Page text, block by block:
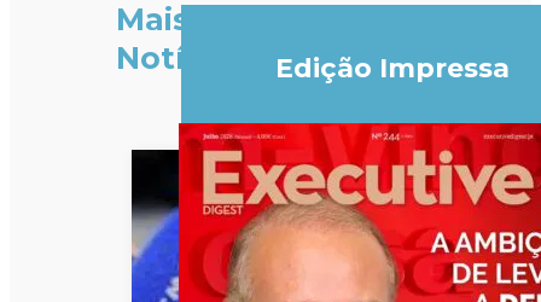
Mais
Notícias
Edição Impressa